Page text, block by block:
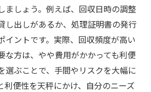
ましょう。例えば、回収日時の調整
し出しがあるか、処理証明書の発行
イントです。実際、回収頻度が高い
な方は、やや費用がかかっても利便
選ぶことで、手間やリスクを大幅に
利便性を天秤にかけ、自分のニーズ